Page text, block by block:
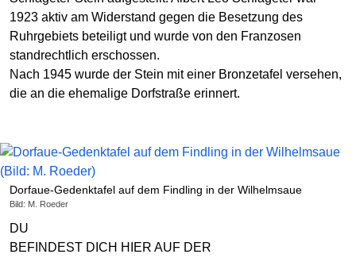
1923 aktiv am Widerstand gegen die Besetzung des
Ruhrgebiets beteiligt und wurde von den Franzosen
standrechtlich erschossen.
Nach 1945 wurde der Stein mit einer Bronzetafel versehen,
die an die ehemalige Dorfstraße erinnert.
Dorfaue-Gedenktafel auf dem Findling in der Wilhelmsaue
Bild: M. Roeder
DU
BEFINDEST DICH HIER AUF DER